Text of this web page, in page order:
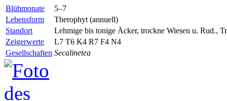
Blühmonate
5–7
Lebensform
Therophyt (annuell)
Standort
Lehmige bis tonige Äcker, trockne Wiesen u. Rud.,
Zeigerwerte
L7 T6 K4 R7 F4 N4
Gesellschaften Secalinetea